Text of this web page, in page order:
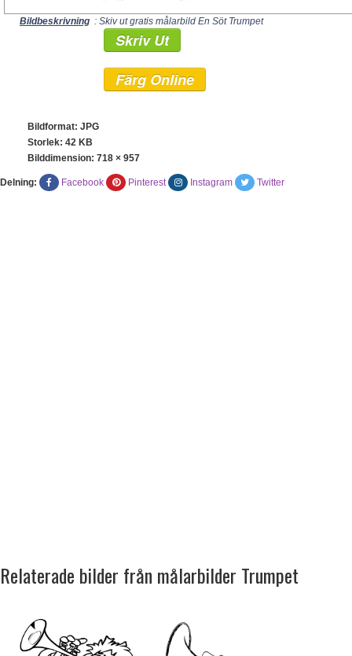
Bildbeskrivning : Skiv ut gratis målarbild En Söt Trumpet
Skriv Ut
Färg Online
Bildformat: JPG
Storlek: 42 KB
Bilddimension: 718 × 957
Delning: Facebook Pinterest Instagram Twitter
Relaterade bilder från målarbilder Trumpet